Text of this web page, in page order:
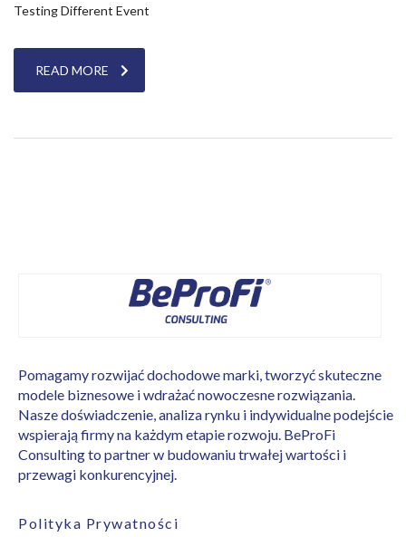
Testing Different Event
READ MORE
Pomagamy rozwijać dochodowe marki, tworzyć skuteczne
modele biznesowe i wdrażać nowoczesne rozwiązania.
Nasze doświadczenie, analiza rynku i indywidualne podejście
wspierają firmy na każdym etapie rozwoju. BeProFi
Consulting to partner w budowaniu trwałej wartości i
przewagi konkurencyjnej.
Polityka Prywatności